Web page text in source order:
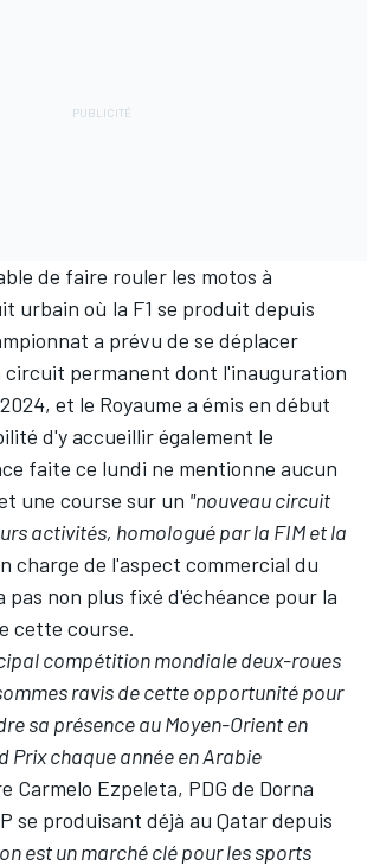
de faire rouler les motos à
urbain où la F1 se produit depuis
a prévu de se déplacer
circuit permanent dont l'inauguration
et le Royaume a émis en début
d'y accueillir également le
faite ce lundi ne mentionne aucun
une course sur un "nouveau circuit
activités, homologué par la FIM et la
charge de l'aspect commercial du
pas non plus fixé d'échéance pour la
cette course.
compétition mondiale deux-roues
ravis de cette opportunité pour
sa présence au Moyen-Orient en
Prix chaque année en Arabie
Carmelo Ezpeleta, PDG de Dorna
se produisant déjà au Qatar depuis
est un marché clé pour les sports